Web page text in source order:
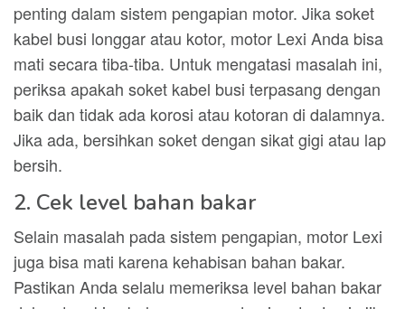
penting dalam sistem pengapian motor. Jika soket
kabel busi longgar atau kotor, motor Lexi Anda bisa
mati secara tiba-tiba. Untuk mengatasi masalah ini,
periksa apakah soket kabel busi terpasang dengan
baik dan tidak ada korosi atau kotoran di dalamnya.
Jika ada, bersihkan soket dengan sikat gigi atau lap
bersih.
2. Cek level bahan bakar
Selain masalah pada sistem pengapian, motor Lexi
juga bisa mati karena kehabisan bahan bakar.
Pastikan Anda selalu memeriksa level bahan bakar